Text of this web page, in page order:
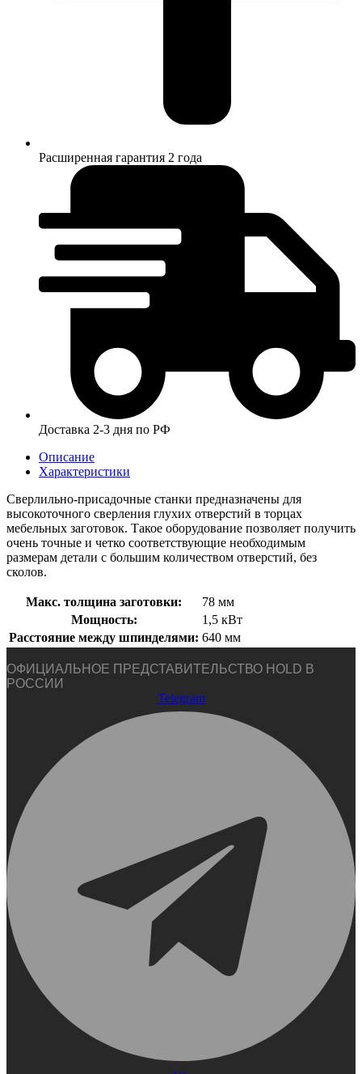
Расширенная гарантия 2 года
Доставка 2-3 дня по РФ
Описание
Характеристики
Сверлильно-присадочные станки предназначены для
высокоточного сверления глухих отверстий в торцах
мебельных заготовок. Такое оборудование позволяет получить
очень точные и четко соответствующие необходимым
размерам детали с большим количеством отверстий, без
сколов.
Макс. толщина заготовки:
78 мм
Мощность:
1,5 кВт
Расстояние между шпинделями: 640 мм
ОФИЦИАЛЬНОЕ ПРЕДСТАВИТЕЛЬСТВО HOLD В
РОССИИ
Telegram